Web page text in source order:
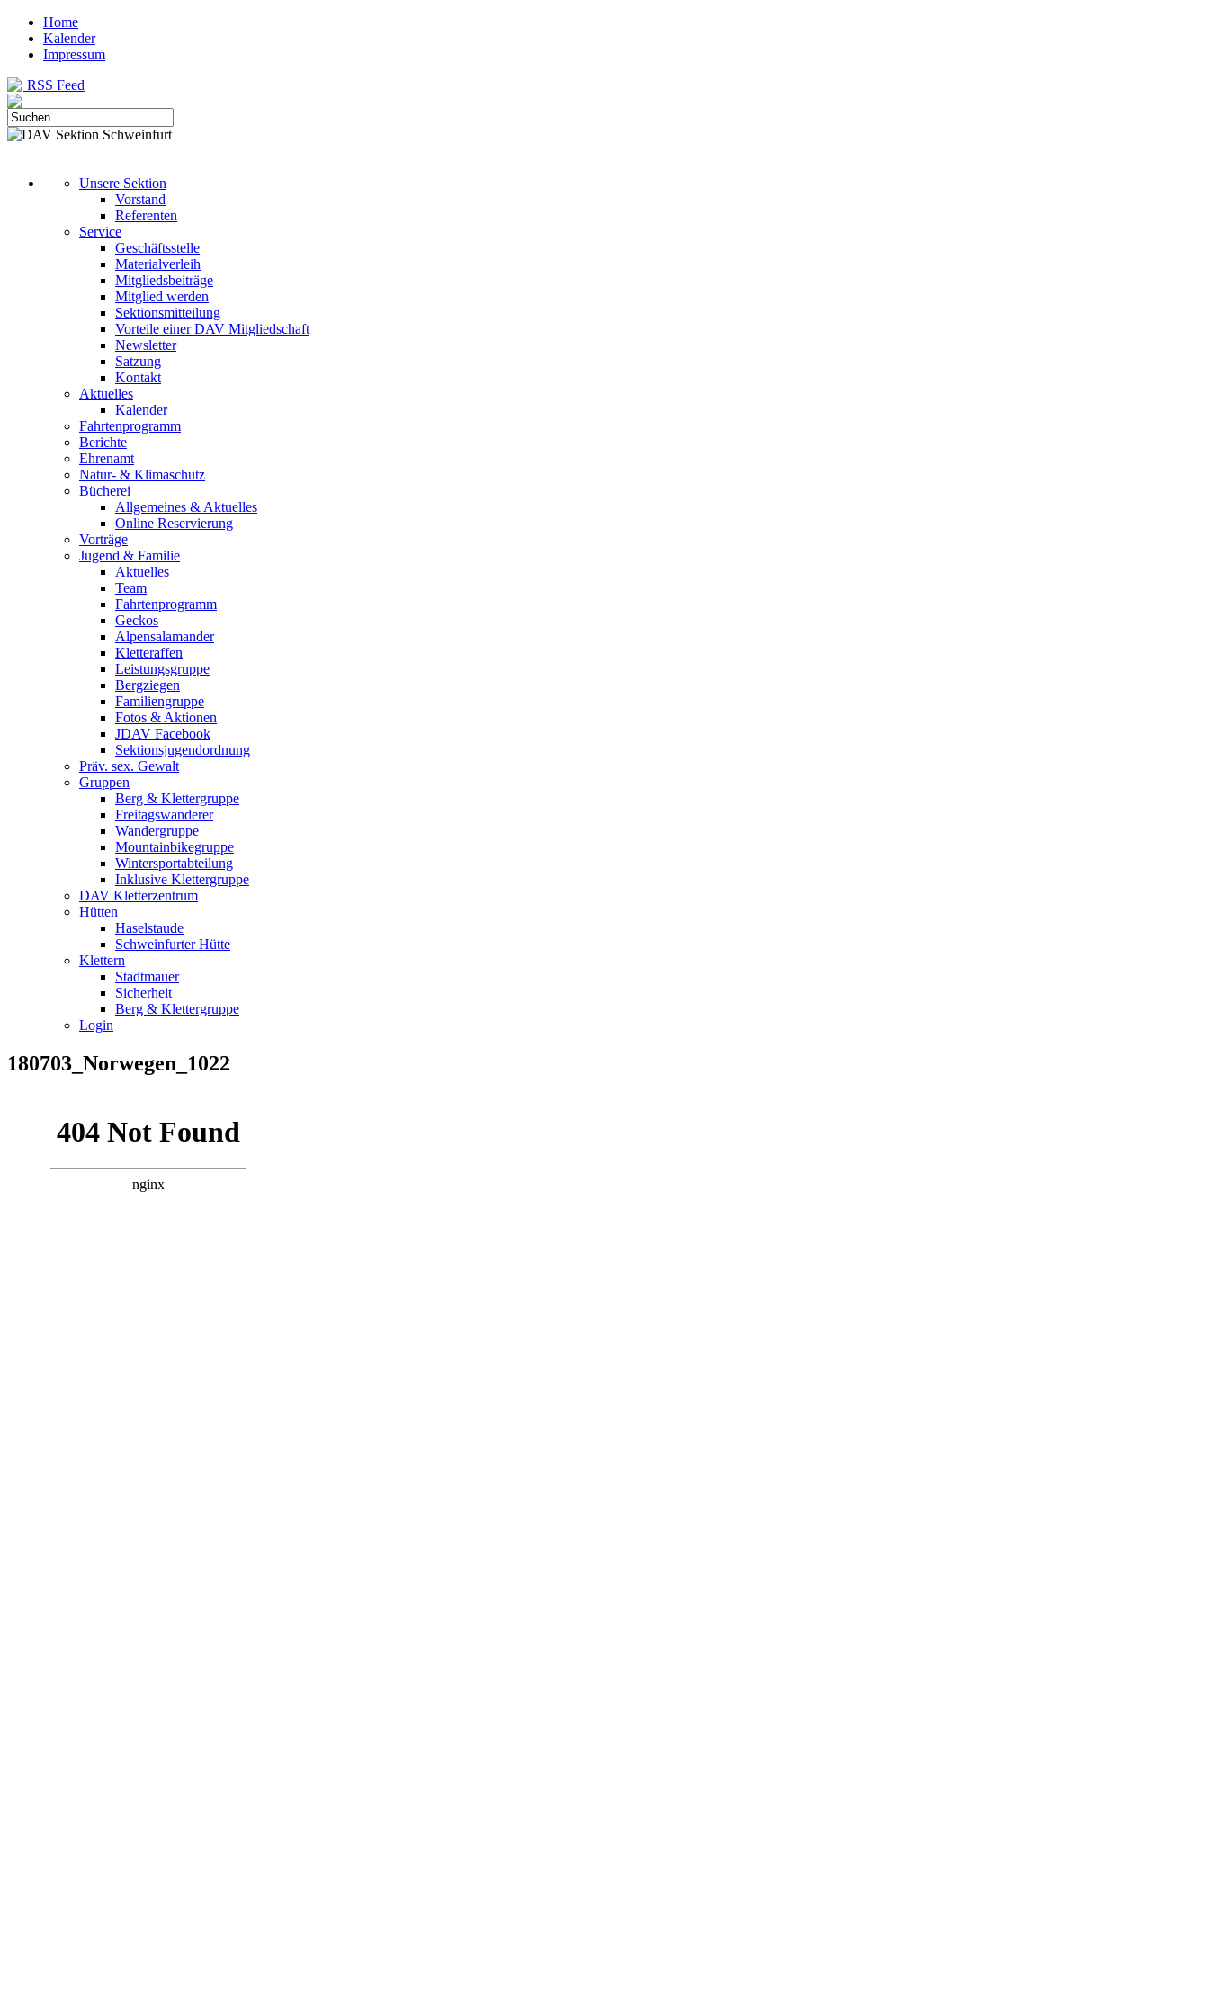
Home
Kalender
Impressum
RSS Feed
Unsere Sektion
Vorstand
Referenten
Service
Geschäftsstelle
Materialverleih
Mitgliedsbeiträge
Mitglied werden
Sektionsmitteilung
Vorteile einer DAV Mitgliedschaft
Newsletter
Satzung
Kontakt
Aktuelles
Kalender
Fahrtenprogramm
Berichte
Ehrenamt
Natur- & Klimaschutz
Bücherei
Allgemeines & Aktuelles
Online Reservierung
Vorträge
Jugend & Familie
Aktuelles
Team
Fahrtenprogramm
Geckos
Alpensalamander
Kletteraffen
Leistungsgruppe
Bergziegen
Familiengruppe
Fotos & Aktionen
JDAV Facebook
Sektionsjugendordnung
Präv. sex. Gewalt
Gruppen
Berg & Klettergruppe
Freitagswanderer
Wandergruppe
Mountainbikegruppe
Wintersportabteilung
Inklusive Klettergruppe
DAV Kletterzentrum
Hütten
Haselstaude
Schweinfurter Hütte
Klettern
Stadtmauer
Sicherheit
Berg & Klettergruppe
Login
180703_Norwegen_1022